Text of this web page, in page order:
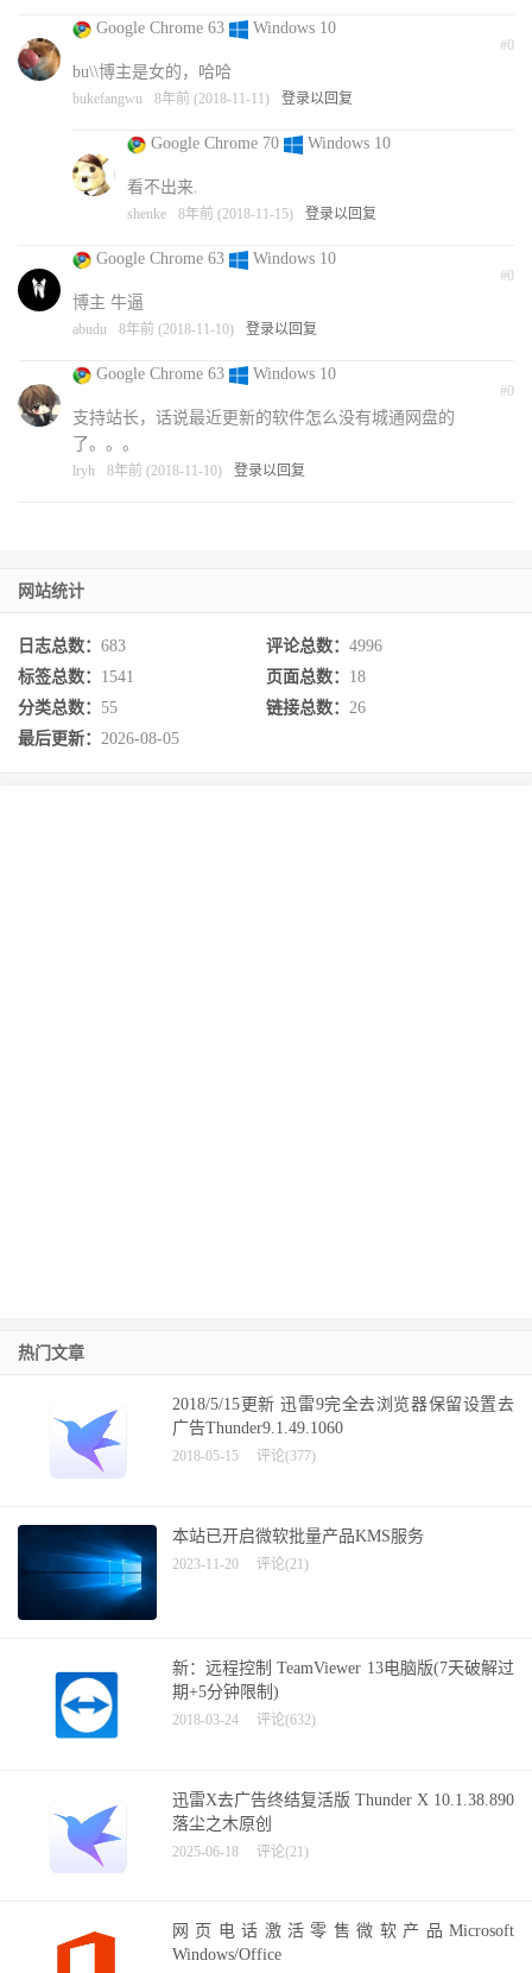
#0
Google Chrome 63 Windows 10
bu\\博主是女的，哈哈
bukefangwu 8年前 (2018-11-11) 登录以回复
Google Chrome 70 Windows 10
看不出来.
shenke 8年前 (2018-11-15) 登录以回复
#0
Google Chrome 63 Windows 10
博主 牛逼
abudu 8年前 (2018-11-10) 登录以回复
#0
Google Chrome 63 Windows 10
支持站长，话说最近更新的软件怎么没有城通网盘的
了。。。
lryh 8年前 (2018-11-10) 登录以回复
网站统计
日志总数： 683 评论总数： 4996
标签总数： 1541 页面总数： 18
分类总数： 55 链接总数： 26
最后更新： 2026-08-05
热门文章
2018/5/15更新 迅雷9完全去浏览器保留设置去
广告Thunder9.1.49.1060
2018-05-15 评论(377)
本站已开启微软批量产品KMS服务
2023-11-20 评论(21)
新：远程控制 TeamViewer 13电脑版(7天破解过
期+5分钟限制)
2018-03-24 评论(632)
迅雷X去广告终结复活版 Thunder X 10.1.38.890
落尘之木原创
2025-06-18 评论(21)
网页电话激活零售微软产品Microsoft
Windows/Office